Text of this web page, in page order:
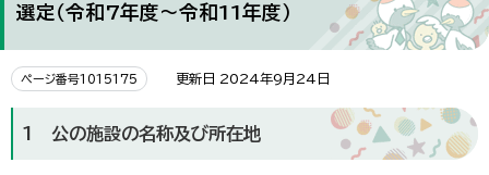
選定（令和7年度～令和11年度）
ページ番号1015175 更新日 2024年9月24日
1 公の施設の名称及び所在地